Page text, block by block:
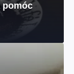
pomóc